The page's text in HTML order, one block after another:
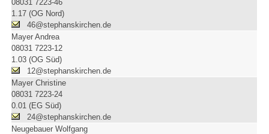
08031 7223-46
1.17 (OG Nord)
46@stephanskirchen.de
Mayer Andrea
08031 7223-12
1.03 (OG Süd)
12@stephanskirchen.de
Mayer Christine
08031 7223-24
0.01 (EG Süd)
24@stephanskirchen.de
Neugebauer Wolfgang